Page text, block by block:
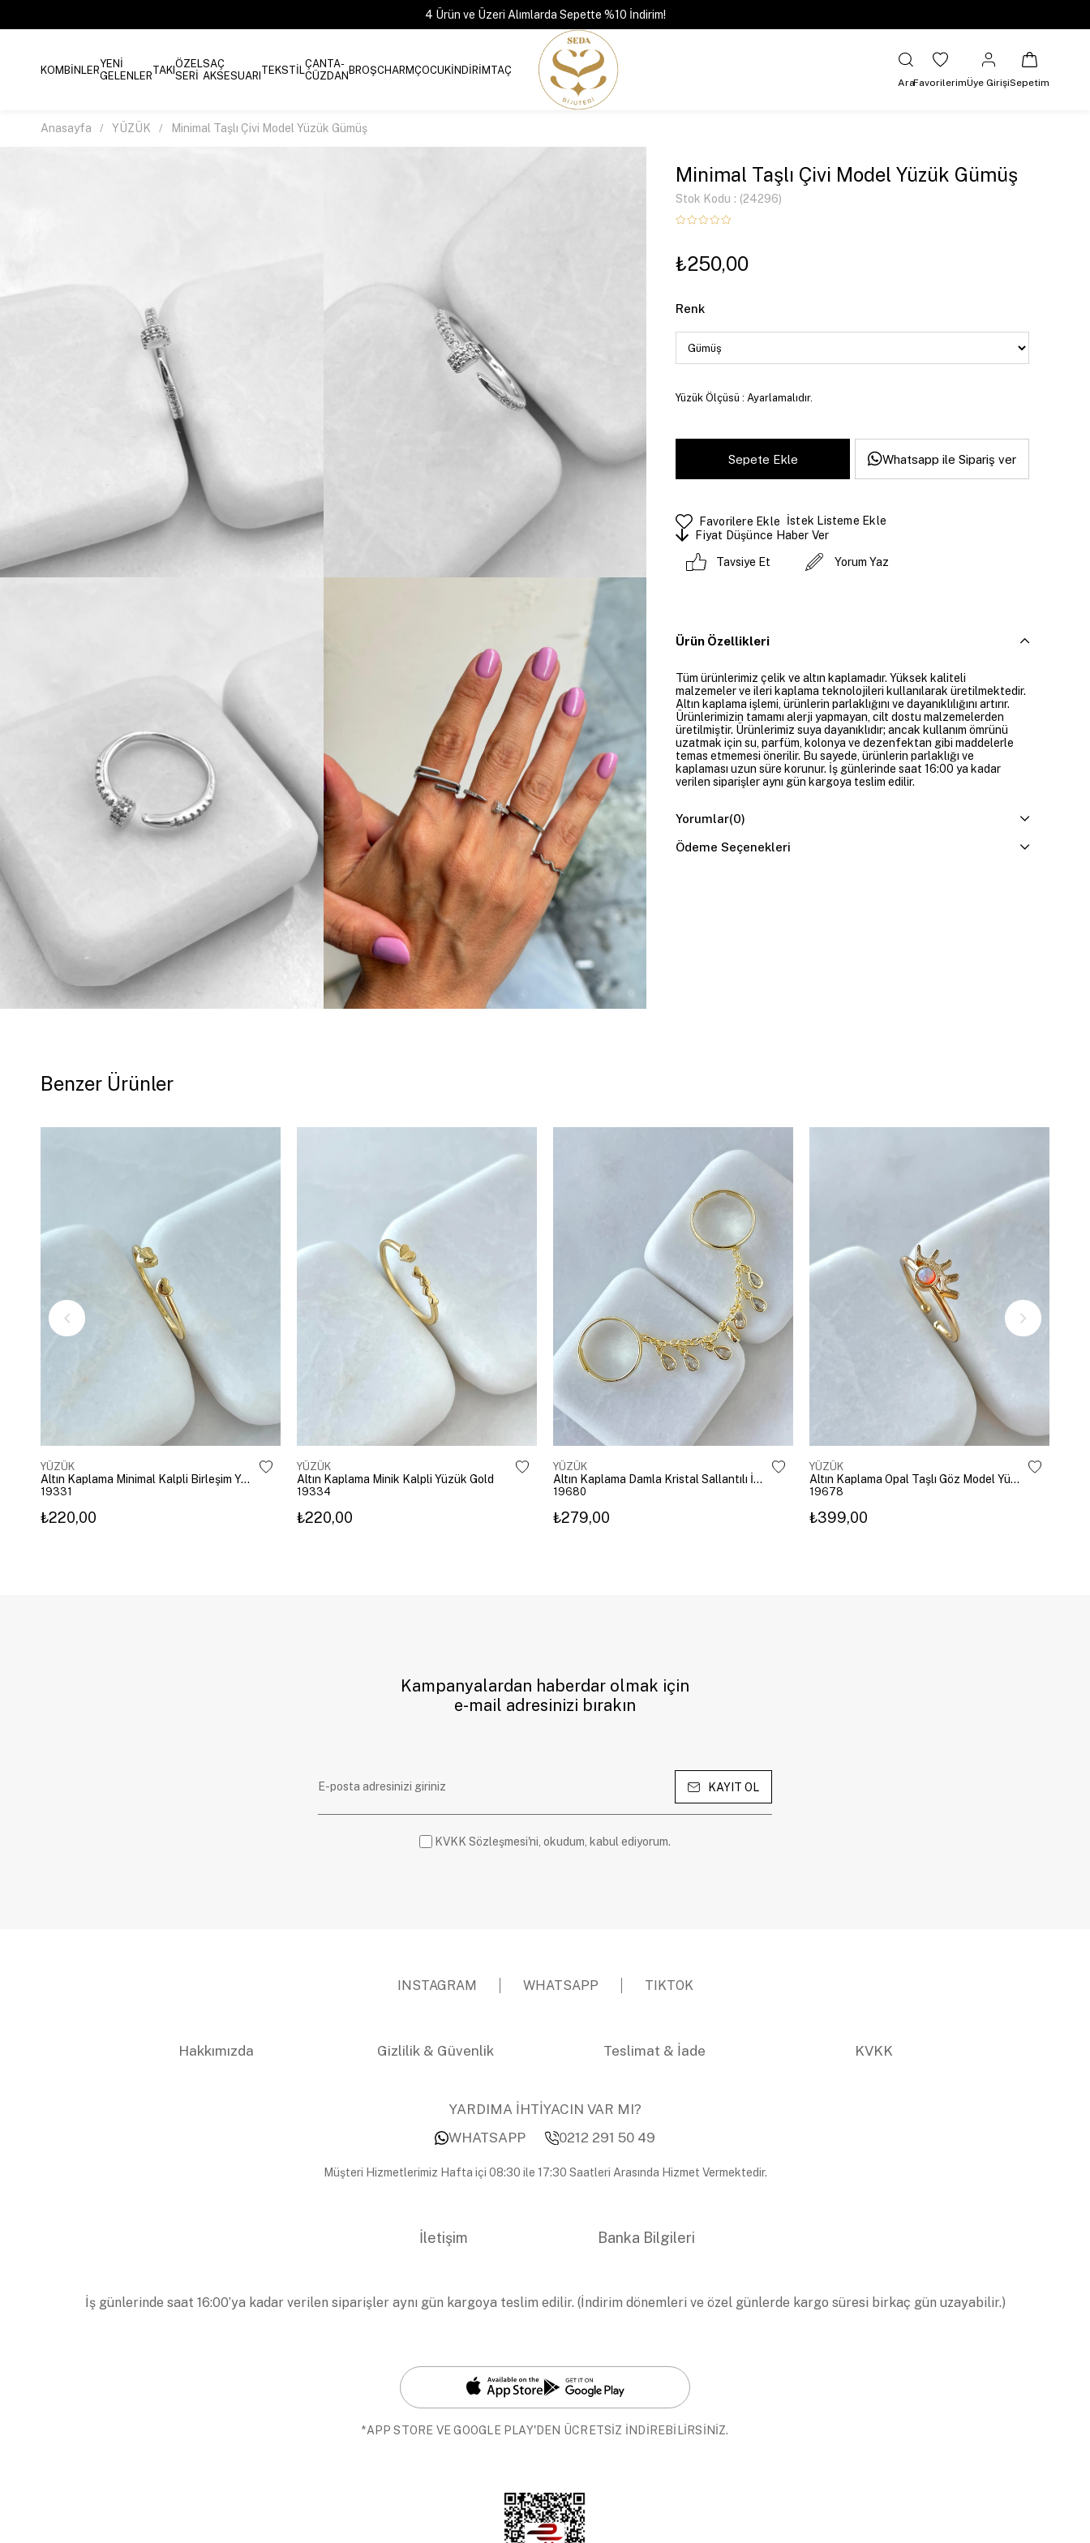
4 Ürün ve Üzeri Alımlarda Sepette %10 İndirim!
KOMBİNLERYENİ
GELENLERTAKIÖZEL
SERİ
SAÇ
AKSESUARI TEKSTİLÇANTA-
CÜZDANBROŞCHARMÇOCUKİNDİRİMTAÇ
AraFavorilerimÜye GirişiSepetim
Anasayfa YÜZÜK Minimal Taşlı Çivi Model Yüzük Gümüş
Minimal Taşlı Çivi Model Yüzük Gümüş
Stok Kodu (24296)
₺250,00
Renk
Yüzük Ölçüsü : Ayarlamalıdır.
Whatsapp ile Sipariş ver
Favorilere Ekle
İstek Listeme Ekle
Fiyat Düşünce Haber Ver
Tavsiye Et Yorum Yaz
Ürün Özellikleri
Tüm ürünlerimiz çelik ve altın kaplamadır. Yüksek kaliteli
malzemeler ve ileri kaplama teknolojileri kullanılarak üretilmektedir.
Altın kaplama işlemi, ürünlerin parlaklığını ve dayanıklılığını artırır.
Ürünlerimizin tamamı alerji yapmayan, cilt dostu malzemelerden
üretilmiştir. Ürünlerimiz suya dayanıklıdır; ancak kullanım ömrünü
uzatmak için su, parfüm, kolonya ve dezenfektan gibi maddelerle
temas etmemesi önerilir. Bu sayede, ürünlerin parlaklığı ve
kaplaması uzun süre korunur. İş günlerinde saat 16:00 ya kadar
verilen siparişler aynı gün kargoya teslim edilir.
Yorumlar(0)
Ödeme Seçenekleri
Benzer Ürünler
YÜZÜK
Altın Kaplama Minimal Kalpli Birleşim Yüzük Gold
19331
₺220,00
YÜZÜK
Altın Kaplama Minik Kalpli Yüzük Gold
19334
₺220,00
YÜZÜK
Altın Kaplama Damla Kristal Sallantılı İkili Yüzük Gold
19680
₺279,00
YÜZÜK
Altın Kaplama Opal Taşlı Göz Model Yüzük Pembe
19678
₺399,00
Kampanyalardan haberdar olmak için
e-mail adresinizi bırakın
KAYIT OL
KVKK Sözleşmesi'ni, okudum, kabul ediyorum.
INSTAGRAM WHATSAPP TIKTOK
Hakkımızda Gizlilik & Güvenlik Teslimat & İade KVKK
YARDIMA İHTİYACIN VAR MI?
WHATSAPP
0212 291 50 49
Müşteri Hizmetlerimiz Hafta içi 08:30 ile 17:30 Saatleri Arasında Hizmet Vermektedir.
İletişim Banka Bilgileri
İş günlerinde saat 16:00’ya kadar verilen siparişler aynı gün kargoya teslim edilir. (İndirim dönemleri ve özel günlerde kargo süresi birkaç gün uzayabilir.)
*APP STORE VE GOOGLE PLAY'DEN ÜCRETSİZ İNDİREBİLİRSİNİZ.